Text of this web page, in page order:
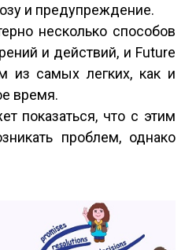
и предупреждение.
несколько способов
и действий, и Future
из самых легких, как и
время.
показаться, что с этим
проблем, однако